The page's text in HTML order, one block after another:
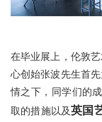
在毕业展上，伦敦
心创始张波先生首
情之下，同学们的
取的措施以及英国